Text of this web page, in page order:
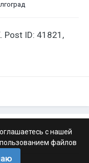
Post ID: 41821,
с нашей
файлов